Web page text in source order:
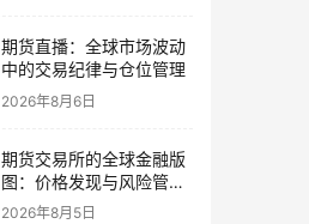
期货直播：全球市场波动
中的交易纪律与仓位管理
2026年8月6日
期货交易所的全球金融版
图：价格发现与风险管理
的核心
2026年8月5日